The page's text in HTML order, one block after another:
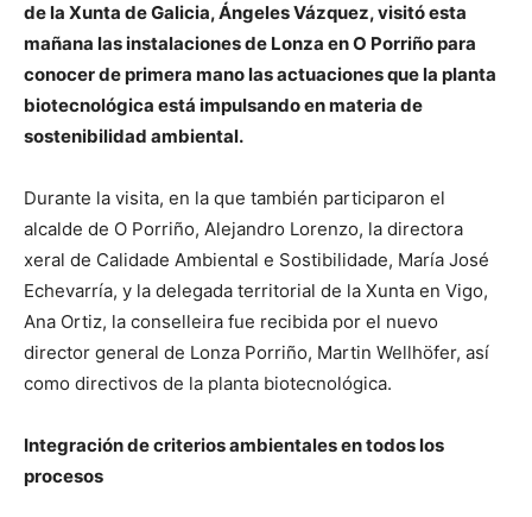
de la Xunta de Galicia, Ángeles Vázquez, visitó esta
mañana las instalaciones de Lonza en O Porriño para
conocer de primera mano las actuaciones que la planta
biotecnológica está impulsando en materia de
sostenibilidad ambiental.
Durante la visita, en la que también participaron el
alcalde de O Porriño, Alejandro Lorenzo, la directora
xeral de Calidade Ambiental e Sostibilidade, María José
Echevarría, y la delegada territorial de la Xunta en Vigo,
Ana Ortiz, la conselleira fue recibida por el nuevo
director general de Lonza Porriño, Martin Wellhöfer, así
como directivos de la planta biotecnológica.
Integración de criterios ambientales en todos los
procesos